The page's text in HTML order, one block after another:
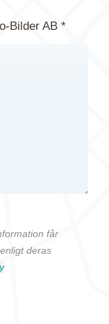
Bilder AB *
får
deras